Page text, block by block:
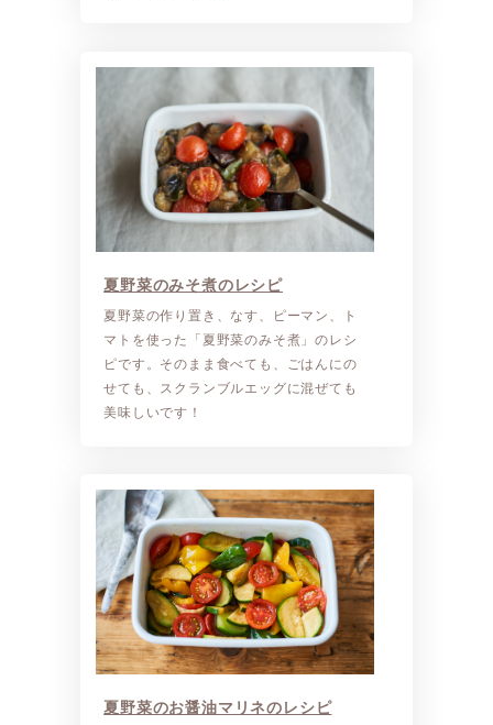
夏野菜のみそ煮のレシピ
夏野菜の作り置き、なす、ピーマン、ト
マトを使った「夏野菜のみそ煮」のレシ
ピです。そのまま食べても、ごはんにの
せても、スクランブルエッグに混ぜても
美味しいです！
夏野菜のお醤油マリネのレシピ